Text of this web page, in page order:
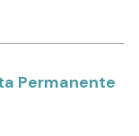
Permanente